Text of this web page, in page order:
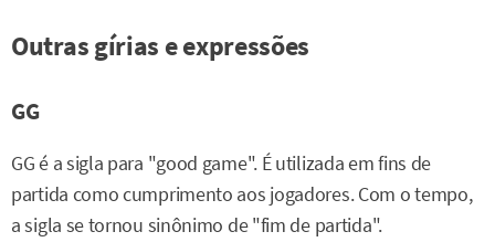
Outras gírias e expressões
GG
GG é a sigla para "good game". É utilizada em fins de
partida como cumprimento aos jogadores. Com o tempo,
a sigla se tornou sinônimo de "fim de partida".